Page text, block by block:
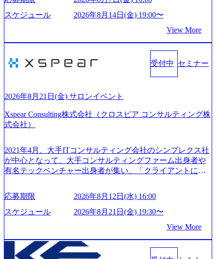
急速な成長を遂げている。 ​ 新規事業立案から業務改革、IT
戦略立案、IT導入までをワンストップで提供するコンサル
ティングファームである。 ​- 2025年1月時点で従業員数1,209
名を擁し、事業拡大を続けている。 「人」にフォーカスを
当てたコンサルティング会社として、社員の人間力を強み
としたサービスを提供している。 ​- - 2018年から6年連続で
ティングファームやSIer、事業会社出身者など、多様な経歴
の社員が活躍している。 年間休日120日以上、完全週休2日
制、有給休暇初年度10日（消化率46.3%）、特別休暇5日な
ど、充実した休暇制度を整備している。 ​ 月平均残業時間は
リフレッシュ休暇など、社員同士の交流や健康をサポート
する取り組みが充実している。 2026年8月13日(木) 19:00～2
0:30予定 2026年8月7日(金) 16:00 コンサル業界の動向や業務
界セミナーを実施しています。 ●前回開催時のアンケート
ージのぼんやりしていた部分が明確になりました」「業界
の全体感や実際に働いていらっしゃる方の体感的なお話を
して、留学支援・訪日教育旅行・SNSマーケティング事業
を展開している Mission:より多くの人に、グローバルという
ラになる Value： INTEGRITY誠実であろう 素直に心を開い
て伝える、自責かつ利他の精神で動く、謙虚な姿勢でウソ
る、失敗を恐れずにふみだす、執着心をもって没頭する O
WNERSHIP当事者であろう みずから決めてみずから動く、
だわろう 今すぐ決める、すばやく動く、まず成果物をだす
回す、結果が出るまでやり抜く 2026年8月14日(金) 19:00〜2
0:00 (60分) 2026年8月7日(金) 16:00 本説明会は、選考の前段
です。評価の場ではないため、キャリアを検討中の段階の
方にもご参加いただけます。 連休中の平日夜という日程の
ため、在職中の方も有給を取得することなく、現職への配
慮なくご参加いただけます。帰省先からのオンライン参加
旅行事業の内容とビジネスモデル/今後の構想・事業展開/入
社後のキャリアパス ・質疑応答(20分) オンライン (Google M
eet) ・営業・マーケティングなど、ビジネスサイドでのキャ
リアを検討されている方 ・転職を具体的に決めてはいない
が、情報収集を進めたい段階の方 ・東京・大阪での勤務を
希望される方
スケジュール
2026年8月14日(金) 19:00〜
View More
受付中 セミナー
2026年8月21日(金) サロンイベント
Xspear Consulting株式会社（クロスピア コンサルティング株
式会社）
2021年4月、大手ITコンサルティング会社のシンプレクス社
が中心となって、大手コンサルティングファーム出身者や
有名テックベンチャー出身者が集い、「クライアントにと
い」という想いの下で立ち上げた新鋭ファーム テクノロジ
ーがビジネスの成功に大きな影響力を持つDX時代におい
て、20年以上にわたってFintech業界を中心に最先端テクノ
つ、あらゆる業種・業界のクライアントの企業価値の最大
化を支援するために、戦略策定、組織改革、人材育成、業
務改善、実行支援などのコンサルティングサービスを一気
応募期限
2026年8月12日(水) 16:00
スケジュール
2026年8月21日(金) 19:30〜
View More